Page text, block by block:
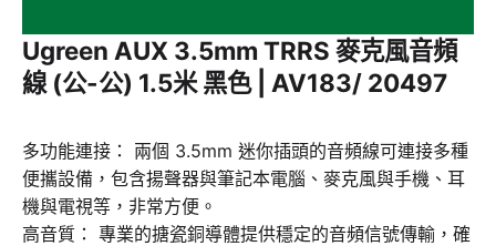
Ugreen AUX 3.5mm TRRS 麥克風音頻
線 (公-公) 1.5米 黑色 | AV183/ 20497
多功能連接： 兩個 3.5mm 迷你插頭的音頻線可連接多種
便攜設備，包含揚聲器與筆記本電腦、麥克風與手機、耳
機與電視等，非常方便。
高音質： 專業的搪瓷銅導體提供穩定的音頻信號傳輸，確